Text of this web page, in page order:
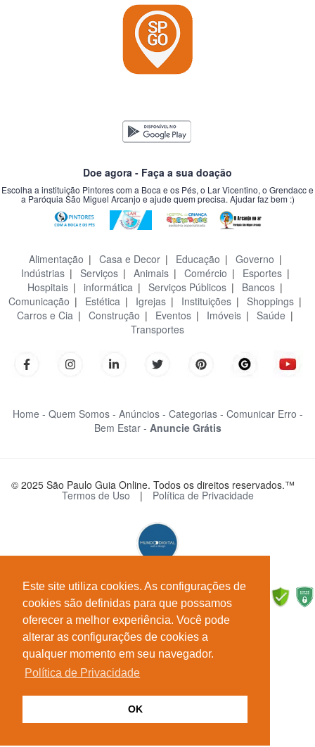
Este site utiliza cookies. As configurações de
cookies são definidas para que possamos
oferecer a melhor experiência. Você pode
alterar as configurações de cookies a
qualquer momento em seu navegador.
Política de Privacidade
OK
Doe agora - Faça a sua doação
Escolha a instituição Pintores com a Boca e os Pés, o Lar Vicentino, o Grendacc e
a Paróquia São Miguel Arcanjo e ajude quem precisa. Ajudar faz bem :)
Alimentação | Casa e Decor| Educação | Governo |
Indústrias| Serviços| Animais| Comércio | Esportes|
Hospitais | informática | Serviços Públicos | Bancos |
Comunicação | Estética | Igrejas | Instituições | Shoppings |
Carros e Cia | Construção | Eventos | Imóveis | Saúde |
Transportes
Home - Quem Somos - Anúncios - Categorias - Comunicar Erro -
Bem Estar - Anuncie Grátis
© 2025 São Paulo Guia Online. Todos os direitos reservados.™
Termos de Uso | Política de Privacidade